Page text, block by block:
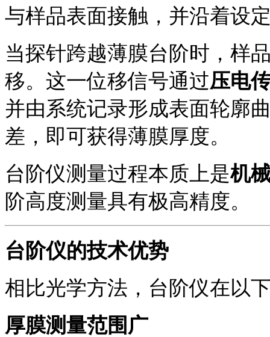
与样品表面接触，并沿着设
当探针跨越薄膜台阶时，样
移。这一位移信号通过压电
并由系统记录形成表面轮廓
差，即可获得薄膜厚度。
台阶仪测量过程本质上是机
阶高度测量具有极高精度。
台阶仪的技术优势
相比光学方法，台阶仪在以
厚膜测量范围广